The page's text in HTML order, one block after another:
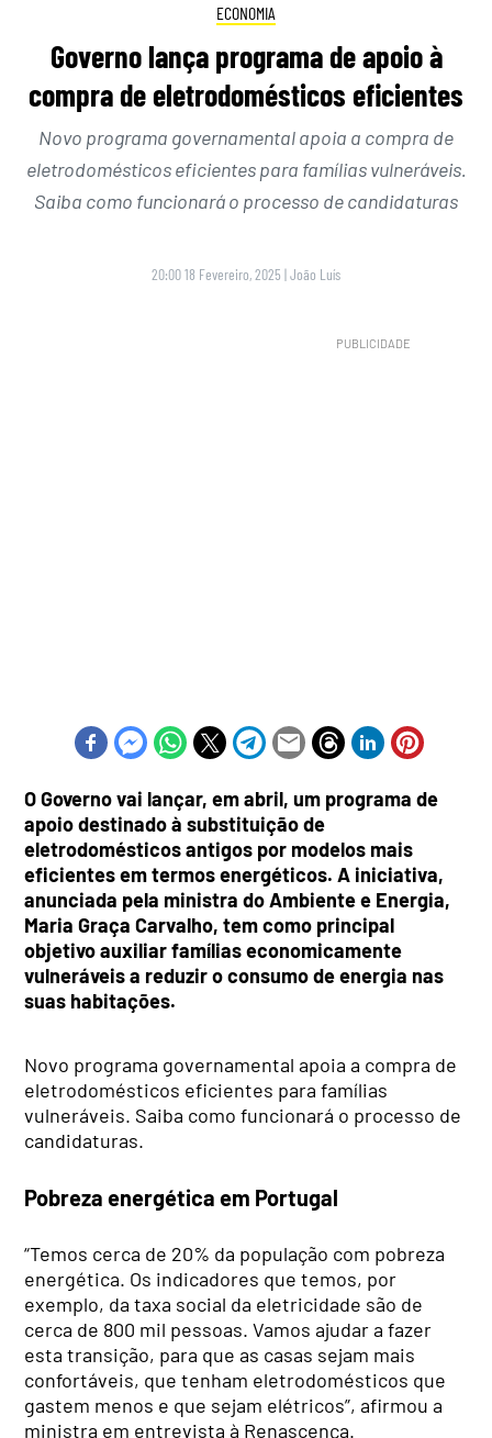
ECONOMIA
Governo lança programa de apoio à
compra de eletrodomésticos eficientes
Novo programa governamental apoia a compra de
eletrodomésticos eficientes para famílias vulneráveis.
Saiba como funcionará o processo de candidaturas
20:00 18 Fevereiro, 2025 |João Luís
O Governo vai lançar, em abril, um programa de
apoio destinado à substituição de
eletrodomésticos antigos por modelos mais
eficientes em termos energéticos. A iniciativa,
anunciada pela ministra do Ambiente e Energia,
Maria Graça Carvalho, tem como principal
objetivo auxiliar famílias economicamente
vulneráveis a reduzir o consumo de energia nas
suas habitações.
Novo programa governamental apoia a compra de
eletrodomésticos eficientes para famílias
vulneráveis. Saiba como funcionará o processo de
candidaturas.
Pobreza energética em Portugal
“Temos cerca de 20% da população com pobreza
energética. Os indicadores que temos, por
exemplo, da taxa social da eletricidade são de
cerca de 800 mil pessoas. Vamos ajudar a fazer
esta transição, para que as casas sejam mais
confortáveis, que tenham eletrodomésticos que
gastem menos e que sejam elétricos”, afirmou a
ministra em entrevista à Renascença.